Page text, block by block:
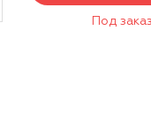
Под заказ